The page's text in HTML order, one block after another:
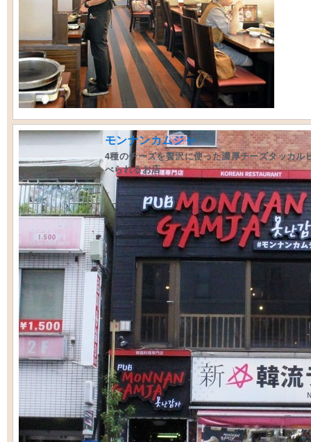
モンナンカムジャ
4種のチーズを贅沢に使った濃厚チーズタッカル
べられるお店